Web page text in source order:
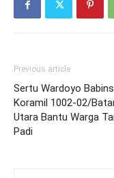
Previous article
Sertu Wardoyo
Koramil 1002-02/
Utara Bantu Warga
Padi